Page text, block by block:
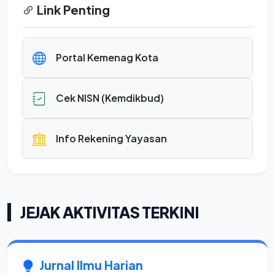
Link Penting
Portal Kemenag Kota
Cek NISN (Kemdikbud)
Info Rekening Yayasan
JEJAK AKTIVITAS TERKINI
Jurnal Ilmu Harian